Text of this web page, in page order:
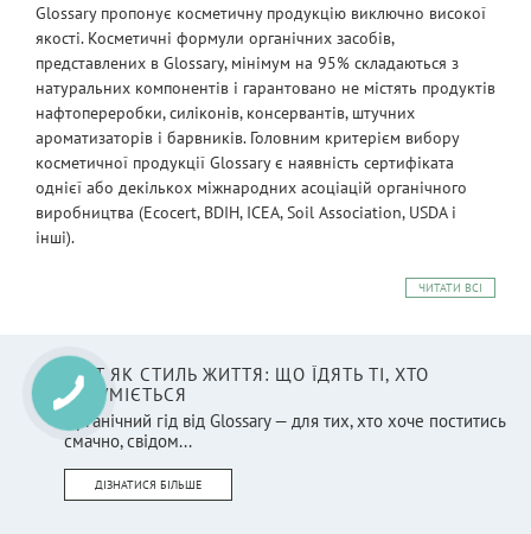
Glossary пропонує косметичну продукцію виключно високої
якості. Косметичні формули органічних засобів,
представлених в Glossary, мінімум на 95% складаються з
натуральних компонентів і гарантовано не містять продуктів
нафтопереробки, силіконів, консервантів, штучних
ароматизаторів і барвників. Головним критерієм вибору
косметичної продукції Glossary є наявність сертифіката
однієї або декількох міжнародних асоціацій органічного
виробництва (Ecocert, BDIH, ICEA, Soil Association, USDA і
інші).
ЧИТАТИ ВСІ
ПІСТ ЯК СТИЛЬ ЖИТТЯ: ЩО ЇДЯТЬ ТІ, ХТО
РОЗУМІЄТЬСЯ
Органічний гід від Glossary — для тих, хто хоче поститись
смачно, свідом...
ДІЗНАТИСЯ БІЛЬШЕ